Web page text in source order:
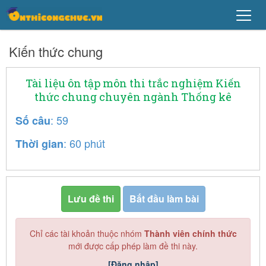
Kiến thức chung
Tài liệu ôn tập môn thi trắc nghiệm Kiến
thức chung chuyên ngành Thống kê
Số câu: 59
Thời gian: 60 phút
Lưu đề thi Bắt đầu làm bài
Chỉ các tài khoản thuộc nhóm Thành viên chính thức
mới được cấp phép làm đề thi này.